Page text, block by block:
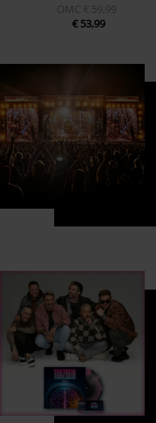
OMC € 59,99
€ 53,99